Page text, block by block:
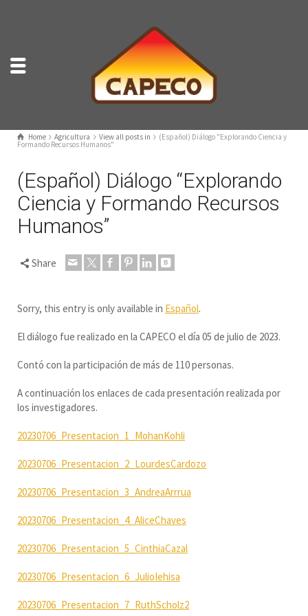
Home Agricultura View all posts in (Español) Diálogo "Explorando Ciencia y
Formando Recursos Humanos"
(Español) Diálogo “Explorando
Ciencia y Formando Recursos
Humanos”
Share
Sorry, this entry is only available in Español.
El diálogo fue realizado en la CAPECO el día 05 de julio de 2023.
Contó con la participación de más de 110 personas.
A continuación los enlaces de cada presentación realizada por
los investigadores.
20230706_Presentacion_1_MohanKohli
20230706_Presentacion_2_LourdesCardozo
20230706_Presentacion_3_AndreaArrrua
20230706_Presentacion_4_AliceChaves
20230706_Presentacion_5_CinthiaCazal
20230706_Presentacion_6_JulioIehisa
20230706_Presentacion_7_RuthScholz2